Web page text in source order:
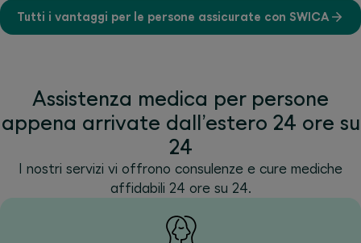
Tutti i vantaggi per le persone assicurate con SWICA
Assistenza medica per persone
appena arrivate dall’estero 24 ore su
24
I nostri servizi vi offrono consulenze e cure mediche
affidabili 24 ore su 24.